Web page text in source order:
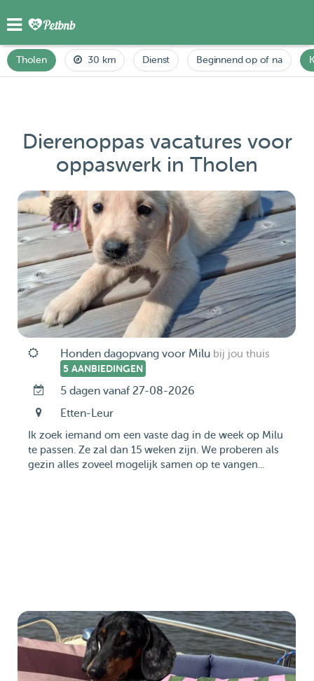
Tholen 30 km Dienst Beginnend op of na
Dierenoppas vacatures voor
oppaswerk in Tholen
Honden dagopvang voor Milu bij jou thuis
5 AANBIEDINGEN
5 dagen vanaf 27-08-2026
Etten-Leur
Ik zoek iemand om een vaste dag in de week op Milu
te passen. Ze zal dan 15 weken zijn. We proberen als
gezin alles zoveel mogelijk samen op te vangen...